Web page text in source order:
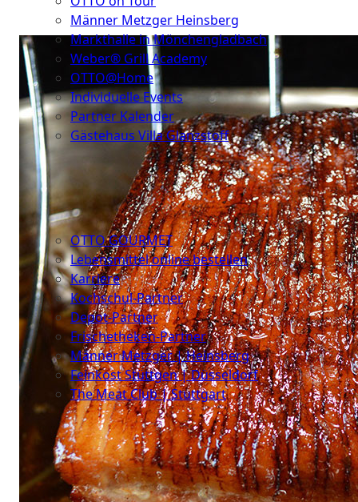
Männer Metzger Heinsberg
Markthalle in Mönchengladbach
Weber® Grill Academy
OTTO@Home
Individuelle Events
Partner Kalender
Gästehaus Villa Glanzstoff
Gutscheine
Über
uns
OTTO GOURMET
Lebensmittel online bestellen
Karriere
Kochschul-Partner
Depot-Partner
Frischetheken-Partner
Männer Metzger | Heinsberg
Feinkost Stüttgen | Düsseldorf
The Meat Club | Stuttgart
Geschäftskunden